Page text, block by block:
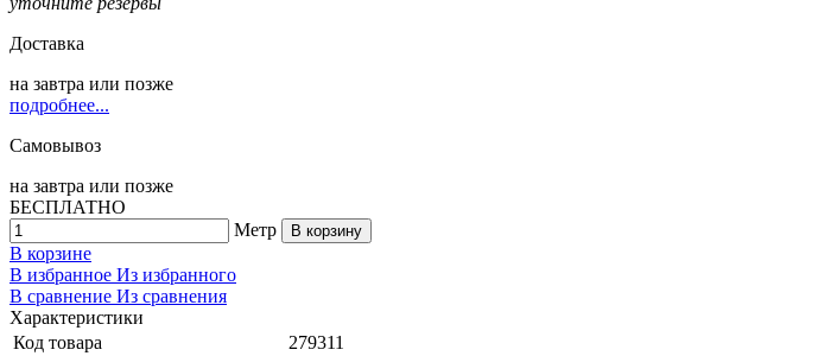
Доставка
на завтра или позже
подробнее...
Самовывоз
на завтра или позже
БЕСПЛАТНО
Метр
В корзину
В корзине
В избранное Из избранного
В сравнение Из сравнения
Характеристики
Код товара
279311